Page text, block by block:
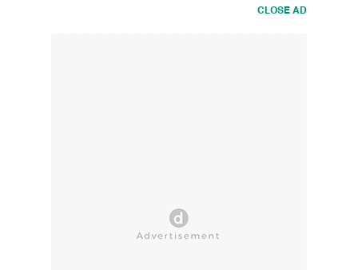
CLOSE AD